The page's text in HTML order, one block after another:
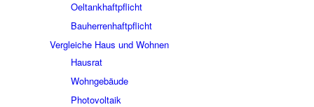
Oeltankhaftpflicht
Bauherrenhaftpflicht
Vergleiche Haus und Wohnen
Hausrat
Wohngebäude
Photovoltaik